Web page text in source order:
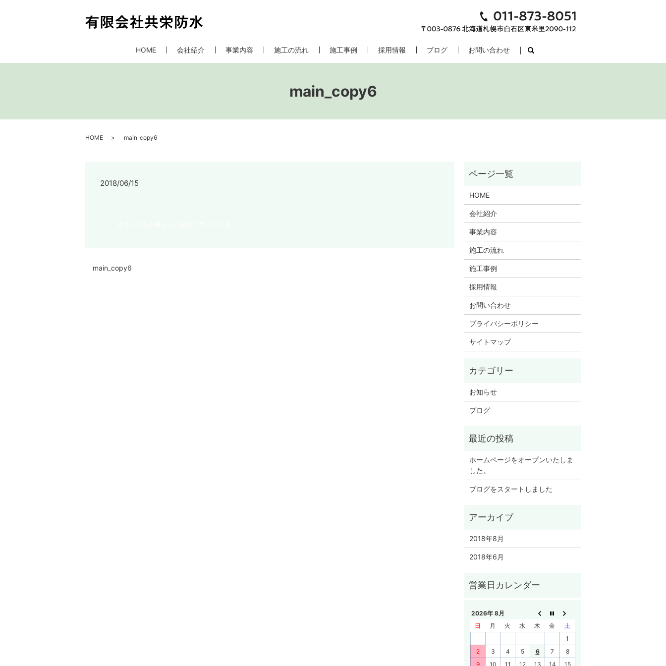
HOME 会社紹介 事業内容 施工の流れ 施工事例 採用情報 ブログ お問い合わせ search
main_copy6
HOME main_copy6
2018/06/15
main_copy6
HOME
会社紹介
事業内容
施工の流れ
施工事例
採用情報
お問い合わせ
プライバシーポリシー
サイトマップ
お知らせ
ブログ
ホームページをオープンいたしま
した。
ブログをスタートしました
2018年8月
2018年6月
2026年 8月
日
月 火 水 木 金
土
1
2
3 4 5 6 7
8
9
10 11 12 13 14 15